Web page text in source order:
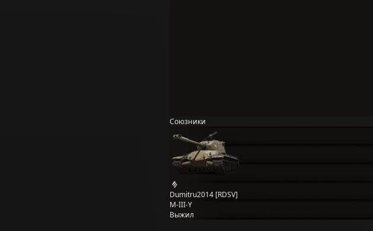
Союзники
Dumitru2014 [RDSV]
M-III-Y
Выжил